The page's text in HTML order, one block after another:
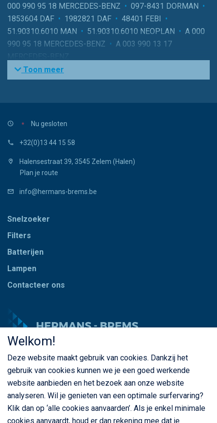
000 990 95 18 MERCEDES-BENZ • 097-8431 DORMAN •
1853604 DAF • 1982821 DAF • 48401 FEBI •
51.90310.6010 MAN • 51.90310.6010 NEOPLAN • A 000
990 95 18 MERCEDES-BENZ • A 003 990 13 17
Toon meer
Nu gesloten
+32(0)13 44 15 58
Halensestraat 39, 3545 Zelem (Halen)
Plan je route
info@hermans-brems.be
Snelzoeker
Filters
Batterijen
Lampen
Contacteer ons
© Copyright Hermans - Brems 2026. Alle rechten
voorbehouden
Welkom!
Deze website maakt gebruik van cookies. Dankzij het
gebruik van cookies kunnen we je een goed werkende
website aanbieden en het bezoek aan onze website
analyseren. Wil je genieten van een optimale surfervaring?
Klik dan op ‘alle cookies aanvaarden’. Als je enkel minimale
cookies aanvaardt, houd er dan rekening mee dat je